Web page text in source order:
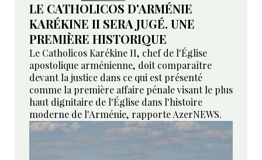
LE CATHOLICOS D'ARMÉNIE
KARÉKINE II SERA JUGÉ. UNE
PREMIÈRE HISTORIQUE
Le Catholicos Karékine II, chef de l'Église
apostolique arménienne, doit comparaître
devant la justice dans ce qui est présenté
comme la première affaire pénale visant le plus
haut dignitaire de l'Église dans l'histoire
moderne de l'Arménie, rapporte AzerNEWS.